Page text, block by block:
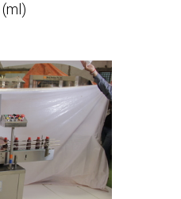
(ml)